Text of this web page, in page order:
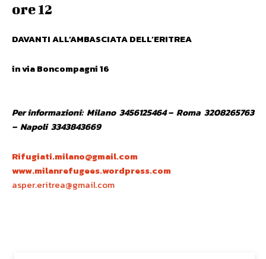
ore 12
DAVANTI ALL’AMBASCIATA DELL’ERITREA
in via Boncompagni 16
Per informazioni: Milano 3456125464 – Roma 3208265763
– Napoli 3343843669
Rifugiati.milano@gmail.com
www.milanrefugees.wordpress.com
asper.eritrea@gmail.com